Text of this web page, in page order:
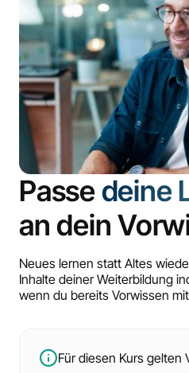
Passedeine
an dein
Neues lernen statt Altes
Inhalte deiner Weiterbildung
wenn du bereits Vorwissen
Für diesen Kurs gelten